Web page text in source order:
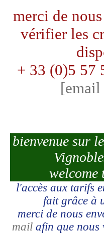
merci de
vérifier les
+ 33 (0)5
[email
bienvenue sur
welcome
l'accès aux tarifs
fait grâce à
merci de nous
mail afin que nous